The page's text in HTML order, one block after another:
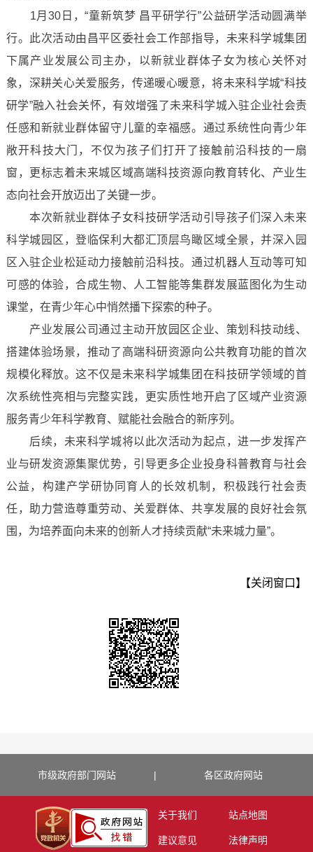
1月30日，“童新筑梦 昌平研学行”公益研学活动圆满举
行。此次活动由昌平区委社会工作部指导，未来科学城集团
下属产业发展公司主办，以新就业群体子女为核心关怀对
象，深耕关心关爱服务，传递暖心暖意，将未来科学城“科技
研学”融入社会关怀，有效增强了未来科学城入驻企业社会责
任感和新就业群体留守儿童的幸福感。通过系统性向青少年
敞开科技大门，不仅为孩子们打开了接触前沿科技的一扇
窗，更标志着未来城区域高端科技资源向教育转化、产业生
态向社会开放迈出了关键一步。
本次新就业群体子女科技研学活动引导孩子们深入未来
科学城园区，登临保利大都汇顶层鸟瞰区域全景，并深入园
区入驻企业松延动力接触前沿科技。通过机器人互动等可知
可感的体验，合成生物、人工智能等集群发展蓝图化为生动
课堂，在青少年心中悄然播下探索的种子。
产业发展公司通过主动开放园区企业、策划科技动线、
搭建体验场景，推动了高端科研资源向公共教育功能的首次
规模化释放。这不仅是未来科学城集团在科技研学领域的首
次系统性亮相与完整实践，更实质性地开启了区域产业资源
服务青少年科学教育、赋能社会融合的新序列。
后续，未来科学城将以此次活动为起点，进一步发挥产
业与研发资源集聚优势，引导更多企业投身科普教育与社会
公益，构建产学研协同育人的长效机制，积极践行社会责
任，助力营造尊重劳动、关爱群体、共享发展的良好社会氛
围，为培养面向未来的创新人才持续贡献“未来城力量”。
【关闭窗口】
市级政府部门网站 | 各区政府网站
关于我们 站点地图
建议意见 法律声明